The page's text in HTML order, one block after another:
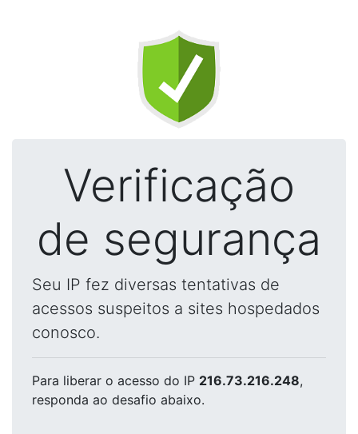
Verificação
de segurança
Seu IP fez diversas tentativas de
acessos suspeitos a sites hospedados
conosco.
Para liberar o acesso do IP 216.73.216.248,
responda ao desafio abaixo.